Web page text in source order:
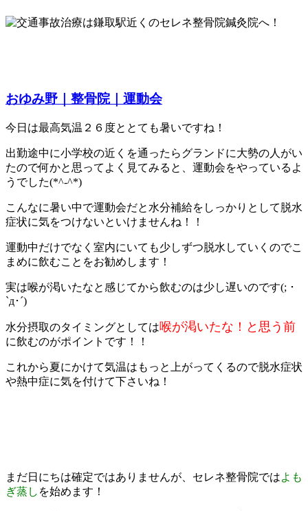
おゆみ野｜整骨院｜運動会
今日は最高気温２６度ととても暑いですね！
出勤途中に小学校の近くを通ったらグランドに大勢の人がい
たので何かと思ってよく見てみると、運動会をやっているよ
うでした(*^-^*)
こんなに暑い中で運動会だと水分補給をしっかりとして脱水
症状に気をつけないといけませんね！！
運動中だけでなく室内にいても少しずつ脱水していくのでこ
まめに飲むことをお勧めします！
実は喉が渇いたなと感じてから飲むのは少し遅いのです(; ･
`д･´)
水分摂取のタイミングとしては喉が渇いたな！と思う前
に飲むのがポイントです！！
これから夏にかけて気温はもっと上がってくるので脱水症状
や熱中症に気を付けて下さいね！
まだ日にちは確定ではありませんが、セレネ整骨院ではよも
ぎ蒸し を始めます！